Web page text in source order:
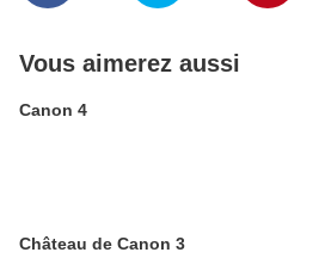
Vous aimerez aussi
Canon 4
Château de Canon 3